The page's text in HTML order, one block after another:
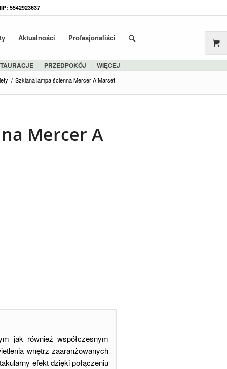
5542923637
Aktualności Profesjonaliści
PRZEDPOKÓJ WIĘCEJ
/ Szklana lampa ścienna Mercer A Marset
Mercer A
jak również współczesnym
wnętrz zaaranżowanych
efekt dzięki połączeniu